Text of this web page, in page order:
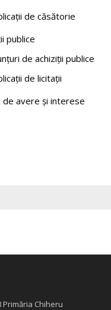
de căsătorie
publice
de achiziții publice
de licitații
de avere și interese
Chiheru